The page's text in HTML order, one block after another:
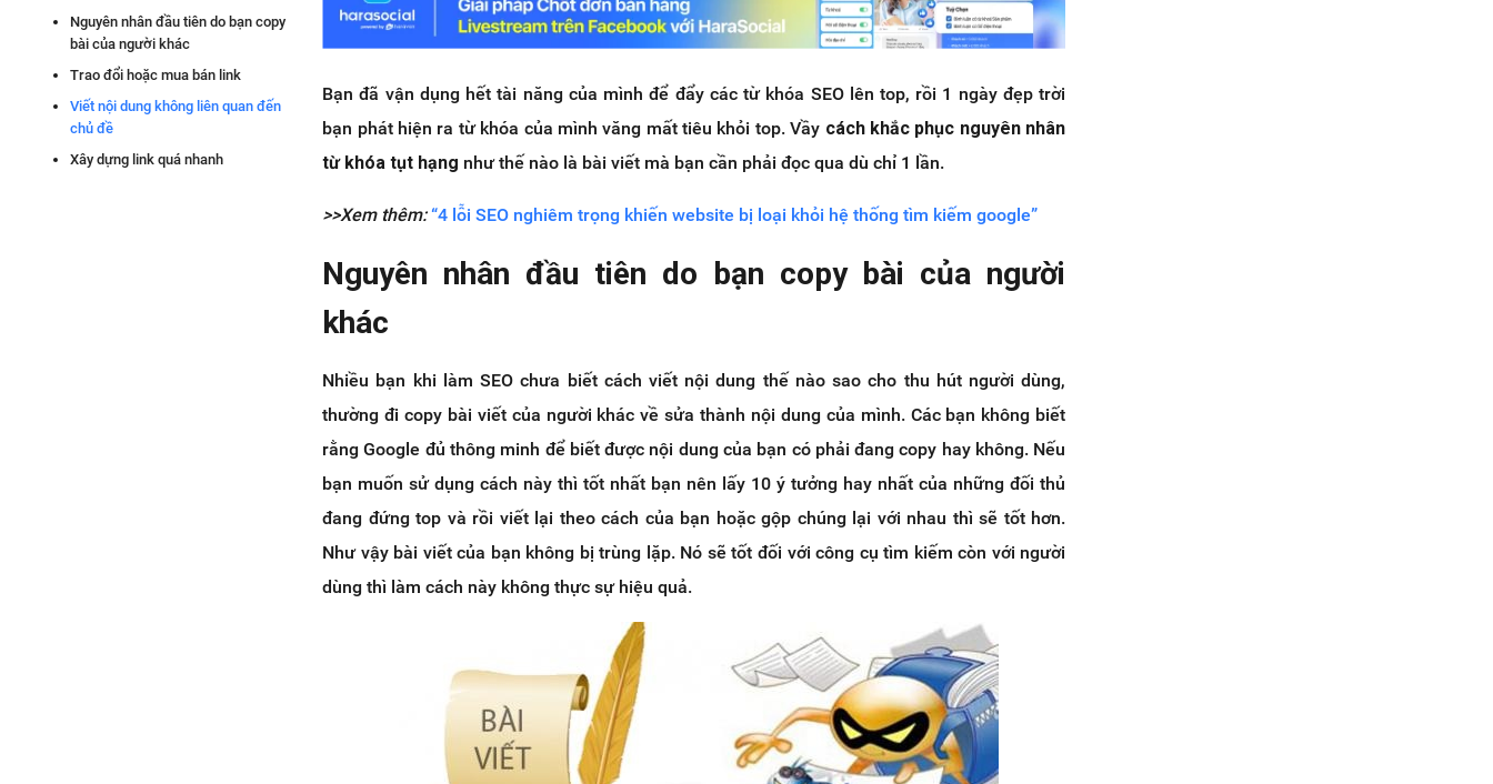
Nguyên nhân đầu tiên do bạn copy
bài của người khác
Trao đổi hoặc mua bán link
Viết nội dung không liên quan đến
chủ đề
Xây dựng link quá nhanh
Bạn đã vận dụng hết tài năng của mình để đẩy các từ khóa SEO lên top, rồi 1 ngày đẹp trời
bạn phát hiện ra từ khóa của mình văng mất tiêu khỏi top. Vầy cách khắc phục nguyên nhân
từ khóa tụt hạng như thế nào là bài viết mà bạn cần phải đọc qua dù chỉ 1 lần.
>>Xem thêm: “4 lỗi SEO nghiêm trọng khiến website bị loại khỏi hệ thống tìm kiếm google”
Nguyên nhân đầu tiên do bạn copy bài của người
khác
Nhiều bạn khi làm SEO chưa biết cách viết nội dung thế nào sao cho thu hút người dùng,
thường đi copy bài viết của người khác về sửa thành nội dung của mình. Các bạn không biết
rằng Google đủ thông minh để biết được nội dung của bạn có phải đang copy hay không. Nếu
bạn muốn sử dụng cách này thì tốt nhất bạn nên lấy 10 ý tưởng hay nhất của những đối thủ
đang đứng top và rồi viết lại theo cách của bạn hoặc gộp chúng lại với nhau thì sẽ tốt hơn.
Như vậy bài viết của bạn không bị trùng lặp. Nó sẽ tốt đối với công cụ tìm kiếm còn với người
dùng thì làm cách này không thực sự hiệu quả.